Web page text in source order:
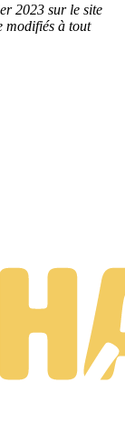
2023 sur le site
modifiés à tout